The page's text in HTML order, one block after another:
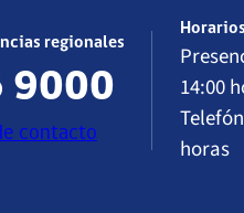
regionales
9000
contacto
14:00
horas